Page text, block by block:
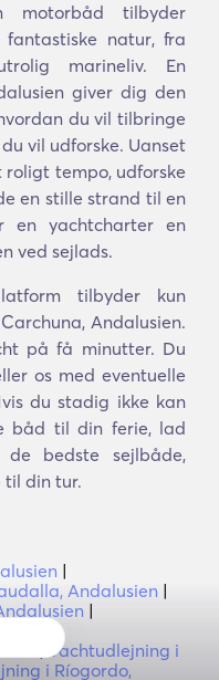
motorbåd tilbyder
natur, fra
marineliv. En
giver dig den
du vil tilbringe
vil udforske. Uanset
tempo, udforske
en stille strand til en
en yachtcharter en
ved sejlads.
tilbyder kun
Andalusien.
på få minutter. Du
os med eventuelle
du stadig ikke kan
båd til din ferie, lad
de bedste sejlbåde,
din tur.
|
Andalusien |
|
|
Yachtudlejning i
i Ríogordo,